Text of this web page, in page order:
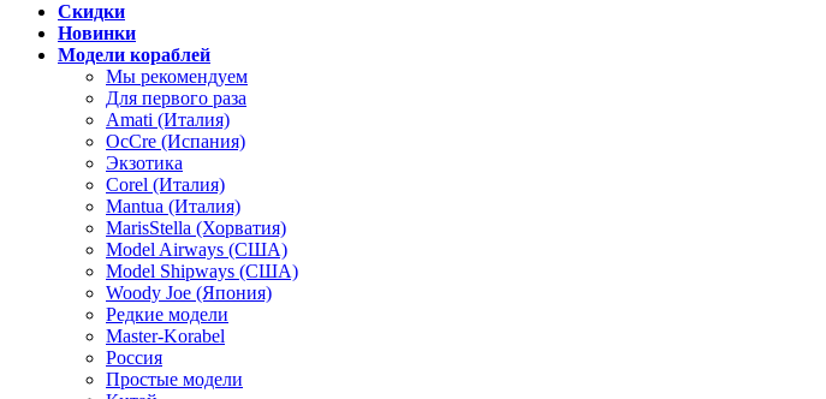
Скидки
Новинки
Модели кораблей
Мы рекомендуем
Для первого раза
Amati (Италия)
OcCre (Испания)
Экзотика
Corel (Италия)
Mantua (Италия)
MarisStella (Хорватия)
Model Airways (США)
Model Shipways (США)
Woody Joe (Япония)
Редкие модели
Master-Korabel
Россия
Простые модели